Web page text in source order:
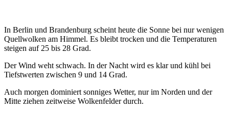
In Berlin und Brandenburg scheint heute die Sonne bei nur wenigen
Quellwolken am Himmel. Es bleibt trocken und die Temperaturen
steigen auf 25 bis 28 Grad.
Der Wind weht schwach. In der Nacht wird es klar und kühl bei
Tiefstwerten zwischen 9 und 14 Grad.
Auch morgen dominiert sonniges Wetter, nur im Norden und der
Mitte ziehen zeitweise Wolkenfelder durch.